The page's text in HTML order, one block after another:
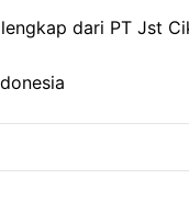
dari PT Jst